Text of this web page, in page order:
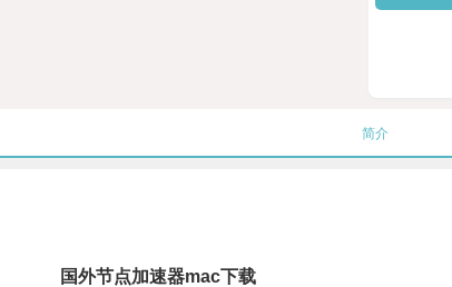
简介
国外节点加速器mac下载